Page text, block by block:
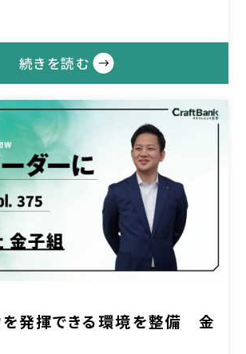
続きを読む
発揮できる環境を整備 金